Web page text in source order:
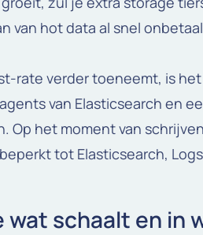
van hot data al snel
rate verder toeneemt, is
van Elasticsearch en
Op het moment van
tot Elasticsearch,
wat schaalt en in